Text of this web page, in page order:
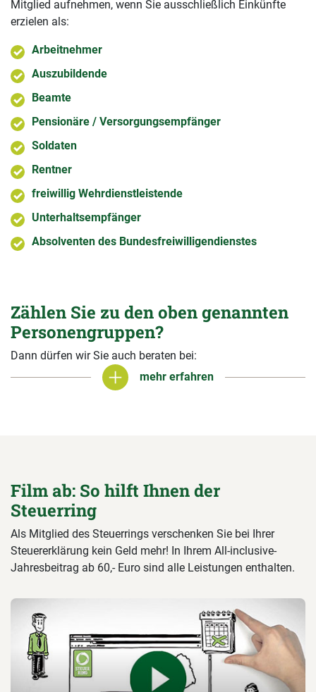
Mitglied aufnehmen, wenn Sie ausschließlich Einkünfte
erzielen als:
Arbeitnehmer
Auszubildende
Beamte
Pensionäre / Versorgungsempfänger
Soldaten
Rentner
freiwillig Wehrdienstleistende
Unterhaltsempfänger
Absolventen des Bundesfreiwilligendienstes
Zählen Sie zu den oben genannten
Personengruppen?
Dann dürfen wir Sie auch beraten bei:
mehr erfahren
mehr erfahren
Film ab: So hilft Ihnen der
Steuerring
Als Mitglied des Steuerrings verschenken Sie bei Ihrer
Steuererklärung kein Geld mehr! In Ihrem All-inclusive-
Jahresbeitrag ab 60,- Euro sind alle Leistungen enthalten.